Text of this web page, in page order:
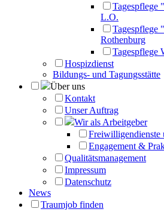
Tagespflege
L.O.
Tagespflege
Rothenburg
Tagespflege
Hospizdienst
Bildungs- und Tagungsstätte
Über uns
Kontakt
Unser Auftrag
Wir als Arbeitgeber
Freiwilligendienste
Engagement &
Qualitätsmanagement
Impressum
Datenschutz
News
Traumjob finden